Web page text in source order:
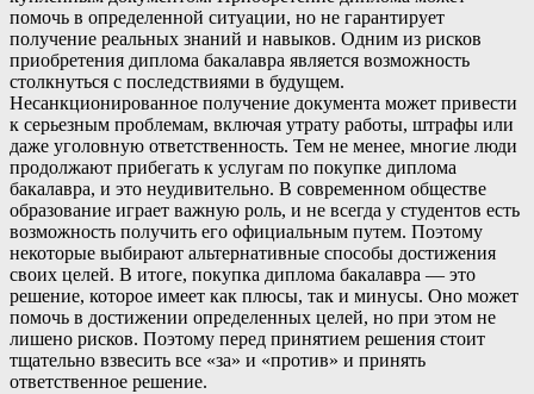
помочь в определенной ситуации, но не гарантирует
получение реальных знаний и навыков. Одним из рисков
приобретения диплома бакалавра является возможность
столкнуться с последствиями в будущем.
Несанкционированное получение документа может привести
к серьезным проблемам, включая утрату работы, штрафы или
даже уголовную ответственность. Тем не менее, многие люди
продолжают прибегать к услугам по покупке диплома
бакалавра, и это неудивительно. В современном обществе
образование играет важную роль, и не всегда у студентов есть
возможность получить его официальным путем. Поэтому
некоторые выбирают альтернативные способы достижения
своих целей. В итоге, покупка диплома бакалавра — это
решение, которое имеет как плюсы, так и минусы. Оно может
помочь в достижении определенных целей, но при этом не
лишено рисков. Поэтому перед принятием решения стоит
тщательно взвесить все «за» и «против» и принять
ответственное решение.